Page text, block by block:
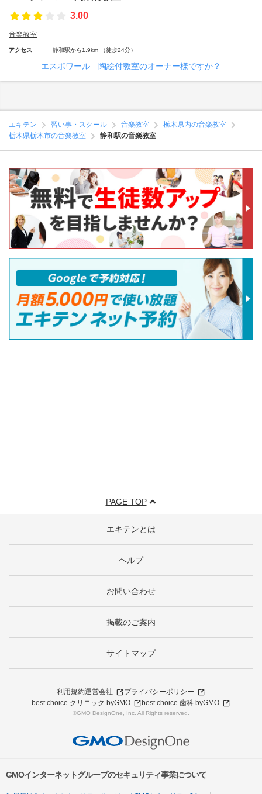
3.00
音楽教室
アクセス 静和駅から1.9km （徒歩24分）
エスポワール 陶絵付教室のオーナー様ですか？
エキテン 習い事・スクール 音楽教室
栃木県内の音楽教室
栃木県栃木市の音楽教室
静和駅の音楽教室
PAGE TOP
エキテンとは
ヘルプ
お問い合わせ
掲載のご案内
サイトマップ
利用規約運営会社
プライバシーポリシー
best choice クリニック byGMO
best choice 歯科 byGMO
©GMO DesignOne, Inc. All Rights reserved.
GMOインターネットグループのセキュリティ事業について